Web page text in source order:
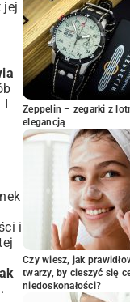
jej
I
i
.
Zeppelin – zegarki z
elegancją
Czy wiesz, jak
twarzy, by cieszyć się
niedoskonałości?